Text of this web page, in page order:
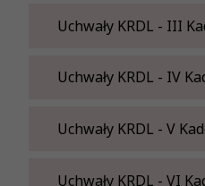
Uchwały KRDL - III
Uchwały KRDL - IV
Uchwały KRDL - V
Uchwały KRDL - VI